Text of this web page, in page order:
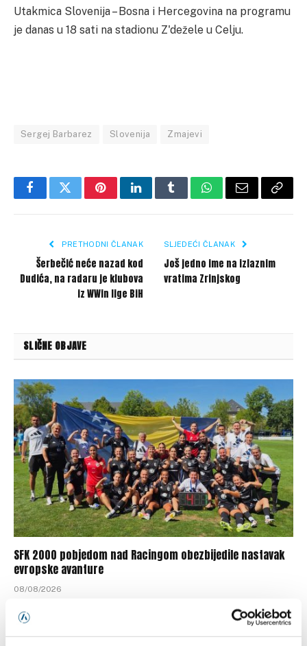
Utakmica Slovenija – Bosna i Hercegovina na programu
je danas u 18 sati na stadionu Z'dežele u Celju.
Sergej Barbarez Slovenija Zmajevi
FacebookTwitterPinterestLinkedInTumblrWhatsApp
Email Copy
PRETHODNI ČLANAK
Šerbečić neće nazad kod
Dudića, na radaru je klubova
iz WWin lige BiH
SLJEDEĆI ČLANAK
Još jedno ime na izlaznim
vratima Zrinjskog
SLIČNE OBJAVE
SFK 2000 pobjedom nad Racingom obezbijedile nastavak
evropske avanture
08/08/2026